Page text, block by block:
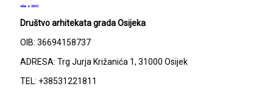
više o DAO
Društvo arhitekata grada Osijeka
OIB: 36694158737
ADRESA: Trg Jurja Križanića 1, 31000 Osijek
TEL: +38531221811